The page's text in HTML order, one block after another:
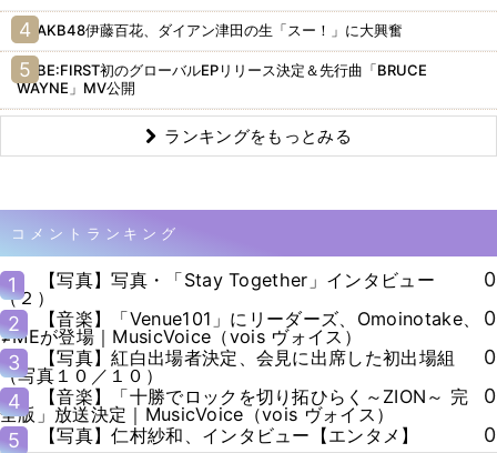
AKB48伊藤百花、ダイアン津田の生「スー！」に大興奮
BE:FIRST初のグローバルEPリリース決定＆先行曲「BRUCE
WAYNE」MV公開
ランキングをもっとみる
コメントランキング
1
【写真】写真・「Stay Together」インタビュー
（２）
0
2
【音楽】「Venue101」にリーダーズ、Omoinotake、
≠MEが登場｜MusicVoice（vois ヴォイス）
0
3
【写真】紅白出場者決定、会見に出席した初出場組
（写真１０／１０）
0
4
【音楽】「十勝でロックを切り拓ひらく～ZION～ 完
全版」放送決定｜MusicVoice（vois ヴォイス）
0
5
【写真】仁村紗和、インタビュー【エンタメ】 0